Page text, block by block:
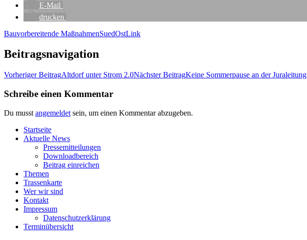
E‑Mail
dru­cken
Bauvorbereitende MaßnahmenSuedOstLink
Beitragsnavigation
Vorheriger BeitragAlt­dorf unter Strom 2.0Nächster BeitragKei­ne Som­mer­pau­se an der Juraleitung
Schreibe einen Kommentar
Du musst angemeldet sein, um einen Kommentar abzugeben.
Start­sei­te
Aktu­el­le News
Pres­se­mit­tei­lun­gen
Down­load­be­reich
Bei­trag einreichen
The­men
Tras­sen­kar­te
Wer wir sind
Kon­takt
Impres­sum
Daten­schutz­er­klä­rung
Ter­min­über­sicht